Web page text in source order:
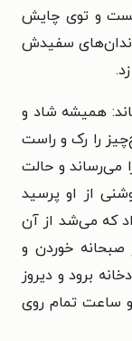
و توی چایش
سفیدش
همیشه شاد و
را رک و راست
می‌رساند و حالت
از او پرسید
که می‌شد از آن
صبحانه خوردن و
برود و دیروز
ساعت تمام روی